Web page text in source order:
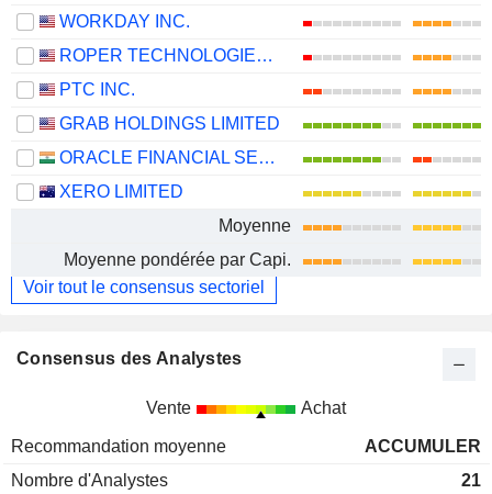
WORKDAY INC.
ROPER TECHNOLOGIES, INC.
PTC INC.
GRAB HOLDINGS LIMITED
ORACLE FINANCIAL SERVICES SOFTWARE LIMITED
XERO LIMITED
Moyenne
Moyenne pondérée par Capi.
Voir tout le consensus sectoriel
Consensus des Analystes
Vente Achat
Recommandation moyenne
ACCUMULER
Nombre d'Analystes
21